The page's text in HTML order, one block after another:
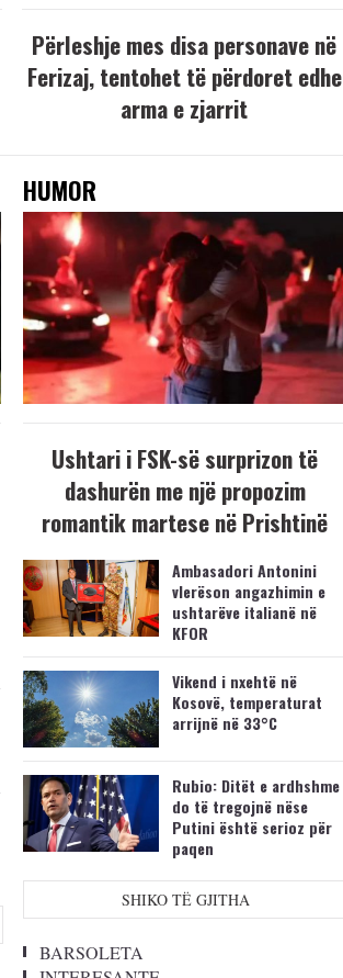
Përleshje mes disa personave në
Ferizaj, tentohet të përdoret edhe
arma e zjarrit
HUMOR
Ushtari i FSK-së surprizon të
dashurën me një propozim
romantik martese në Prishtinë
Ambasadori Antonini
vlerëson angazhimin e
ushtarëve italianë në
KFOR
Vikend i nxehtë në
Kosovë, temperaturat
arrijnë në 33°C
Rubio: Ditët e ardhshme
do të tregojnë nëse
Putini është serioz për
paqen
SHIKO TË GJITHA
BARSOLETA